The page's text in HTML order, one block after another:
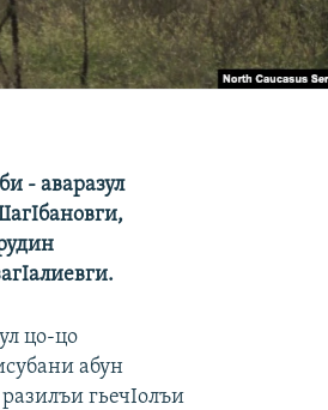
- аваразул
цо-цо
абун
гьечIолъи